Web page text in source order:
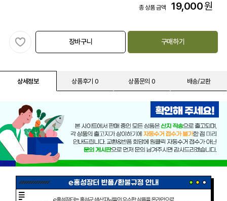
총 상품 금액 19,000원
장바구니 구매하기
상세정보 상품후기 0 상품문의 0 배송/교환